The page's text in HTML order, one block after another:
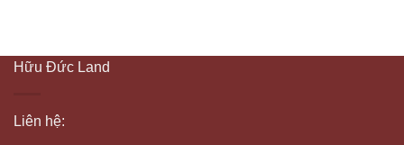
Hữu Đức Land
Liên hệ: